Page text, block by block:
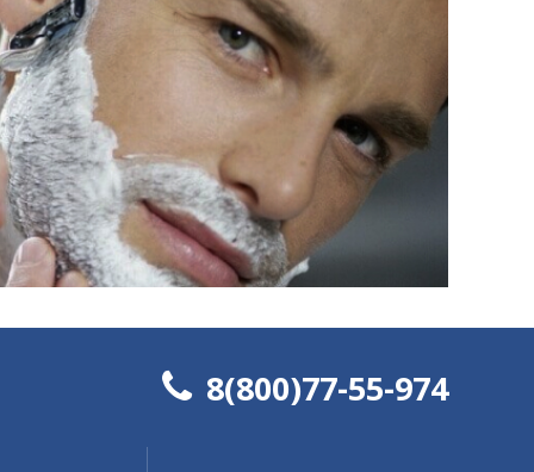
8(800)77-55-974